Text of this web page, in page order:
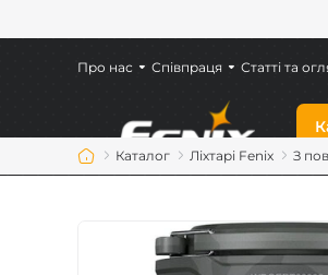
Про нас Співпраця Статті та
Каталог Ліхтарі Fenix З